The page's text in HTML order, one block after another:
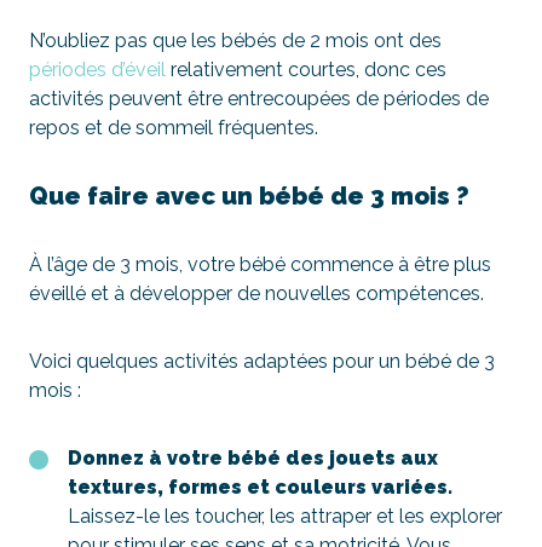
N’oubliez pas que les bébés de 2 mois ont des
périodes d’éveil relativement courtes, donc ces
activités peuvent être entrecoupées de périodes de
repos et de sommeil fréquentes.
Que faire avec un bébé de 3 mois ?
À l’âge de 3 mois, votre bébé commence à être plus
éveillé et à développer de nouvelles compétences.
Voici quelques activités adaptées pour un bébé de 3
mois :
Donnez à votre bébé des jouets aux
textures, formes et couleurs variées.
Laissez-le les toucher, les attraper et les explorer